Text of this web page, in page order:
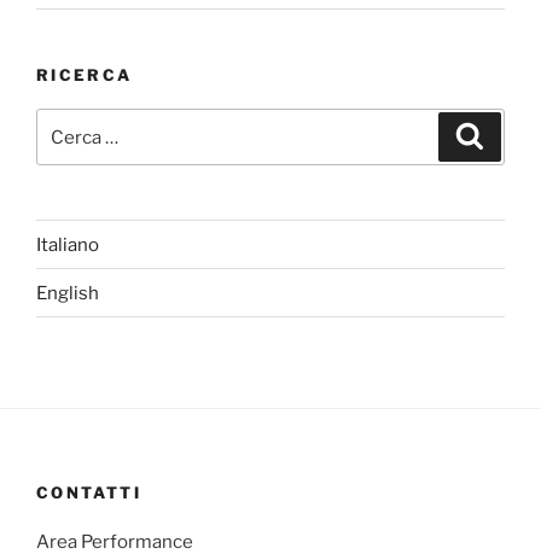
RICERCA
Italiano
English
CONTATTI
Area Performance